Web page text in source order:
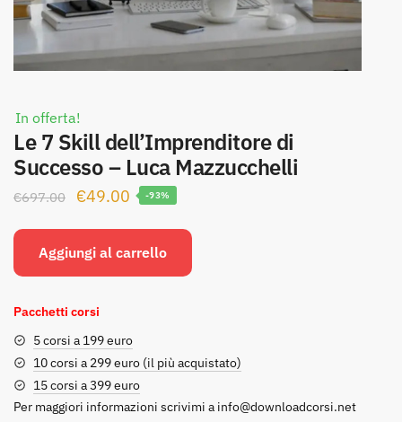
In offerta!
Le 7 Skill dell’Imprenditore di
Successo – Luca Mazzucchelli
€697.00
Il
originale
€49.00 Il
attuale
-93%
Aggiungi al carrello
Pacchetti corsi
5 corsi a 199 euro
10 corsi a 299 euro (il più acquistato)
15 corsi a 399 euro
Per maggiori informazioni scrivimi a info@downloadcorsi.net